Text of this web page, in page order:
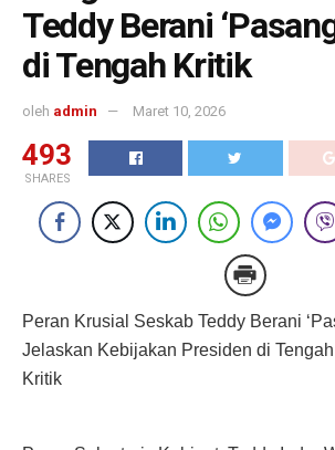
Teddy Berani
di Tengah Kritik
oleh admin Maret 10, 2026
493
SHARES
Peran Krusial Seskab Teddy Berani
Jelaskan Kebijakan Presiden di
Kritik